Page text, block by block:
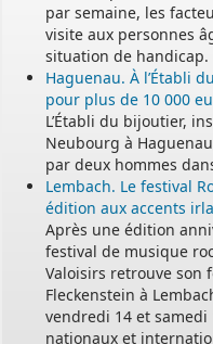
par semaine, les
visite aux personnes
situation de handicap.
Haguenau. À l’Établi
pour plus de 10 000
L’Établi du bijoutier,
Neubourg à
par deux hommes
Lembach. Le festival
édition aux accents
Après une édition
festival de musique
Valoisirs retrouve son
Fleckenstein à
vendredi 14 et samedi
nationaux et